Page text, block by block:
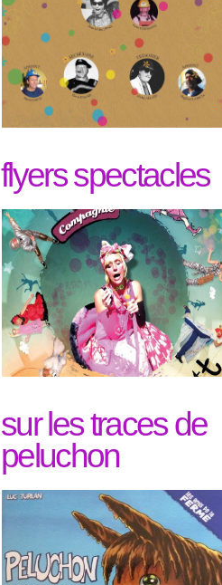
flyers spectacles
sur les traces de
peluchon